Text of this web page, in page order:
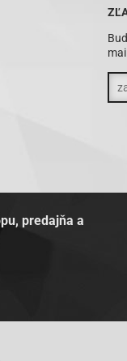
predajňa a